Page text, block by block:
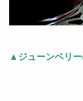
▲ジューンベリ